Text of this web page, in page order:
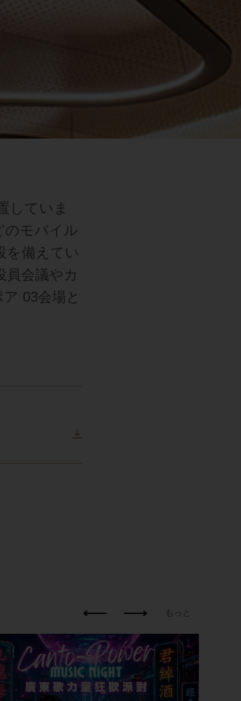
していま
のモバイル
を備えてい
員会議やカ
03会場と
もっと